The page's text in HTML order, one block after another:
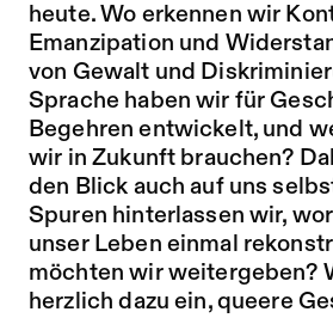
heute. Wo erkennen wir
Emanzipation und
von Gewalt und
Sprache haben wir für
Begehren entwickelt, und
wir in Zukunft brauchen?
den Blick auch auf uns
Spuren hinterlassen wir,
unser Leben einmal
möchten wir weitergeben?
herzlich dazu ein, queere